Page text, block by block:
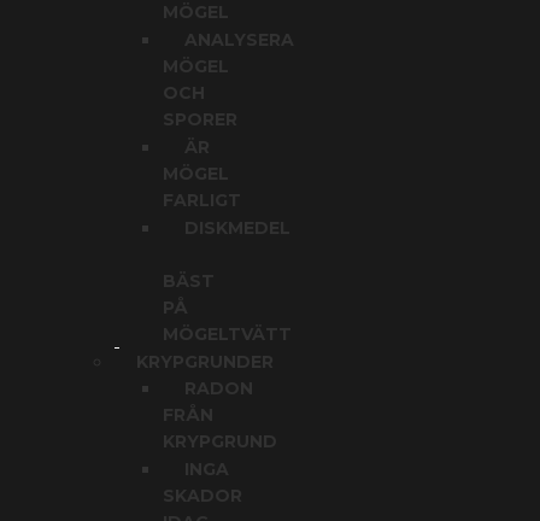
MÖGEL
ANALYSERA
MÖGEL
OCH
SPORER
ÄR
MÖGEL
FARLIGT
DISKMEDEL
BÄST
PÅ
MÖGELTVÄTT
KRYPGRUNDER
RADON
FRÅN
KRYPGRUND
INGA
SKADOR